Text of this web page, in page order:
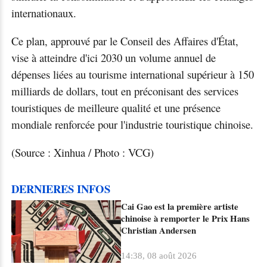
internationaux.
Ce plan, approuvé par le Conseil des Affaires d'État,
vise à atteindre d'ici 2030 un volume annuel de
dépenses liées au tourisme international supérieur à 150
milliards de dollars, tout en préconisant des services
touristiques de meilleure qualité et une présence
mondiale renforcée pour l'industrie touristique chinoise.
(Source : Xinhua / Photo : VCG)
DERNIERES INFOS
Cai Gao est la première artiste
chinoise à remporter le Prix Hans
Christian Andersen
14:38, 08 août 2026